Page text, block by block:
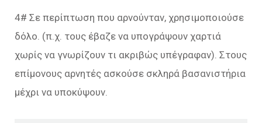
4# Σε περίπτωση που αρνούνταν, χρησιμοποιούσε
δόλο. (π.χ. τους έβαζε να υπογράψουν χαρτιά
χωρίς να γνωρίζουν τι ακριβώς υπέγραφαν). Στους
επίμονους αρνητές ασκούσε σκληρά βασανιστήρια
μέχρι να υποκύψουν.